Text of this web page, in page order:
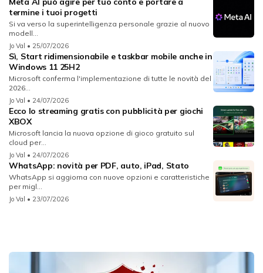
termine i tuoi progetti
Si va verso la superintelligenza personale grazie al nuovo
modell...
Jo Val • 25/07/2026
Sì, Start ridimensionabile e taskbar mobile anche in
Windows 11 25H2
Microsoft conferma l'implementazione di tutte le novità del
2026...
Jo Val • 24/07/2026
Ecco lo streaming gratis con pubblicità per giochi
XBOX
Microsoft lancia la nuova opzione di gioco gratuito sul
cloud per...
Jo Val • 24/07/2026
WhatsApp: novità per PDF, auto, iPad, Stato
WhatsApp si aggiorna con nuove opzioni e caratteristiche
per migl...
Jo Val • 23/07/2026